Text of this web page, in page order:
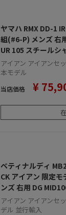
ヤマハ RMX DD-1
組(#6-P) メンズ 右
UR 105 スチールシ
ラブ 2026年モデル
アイアン アイアンセ
本モデル
当店価格 ¥
ベティナルディ
CK アイアン 限定
ンズ 右用 DG
ャフト
入品 ゴルフクラブ
アイアン アイアンセ
デル 並行輸入